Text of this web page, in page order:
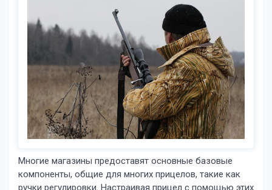
Многие магазины предоставят основные базовые
компоненты, общие для многих прицелов, такие как
ручки регулировки. Настраивая прицел с помощью этих